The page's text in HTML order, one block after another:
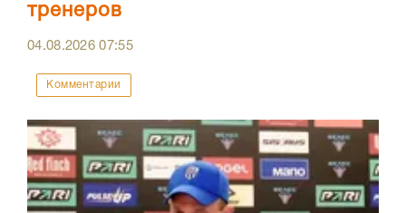
тренеров
04.08.202607:55
Комментарии